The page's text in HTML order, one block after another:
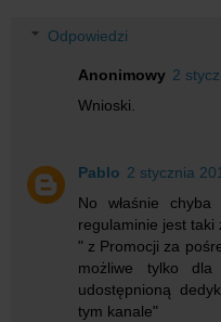
Odpowiedzi
Anonimowy 2
Wnioski.
Pablo 2 stycznia
No właśnie
regulaminie jest taki
" z Promocji za
możliwe tylko dla
udostępnioną
tym kanale"